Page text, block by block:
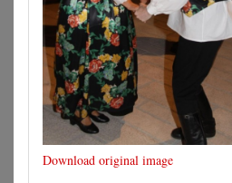
Download original image